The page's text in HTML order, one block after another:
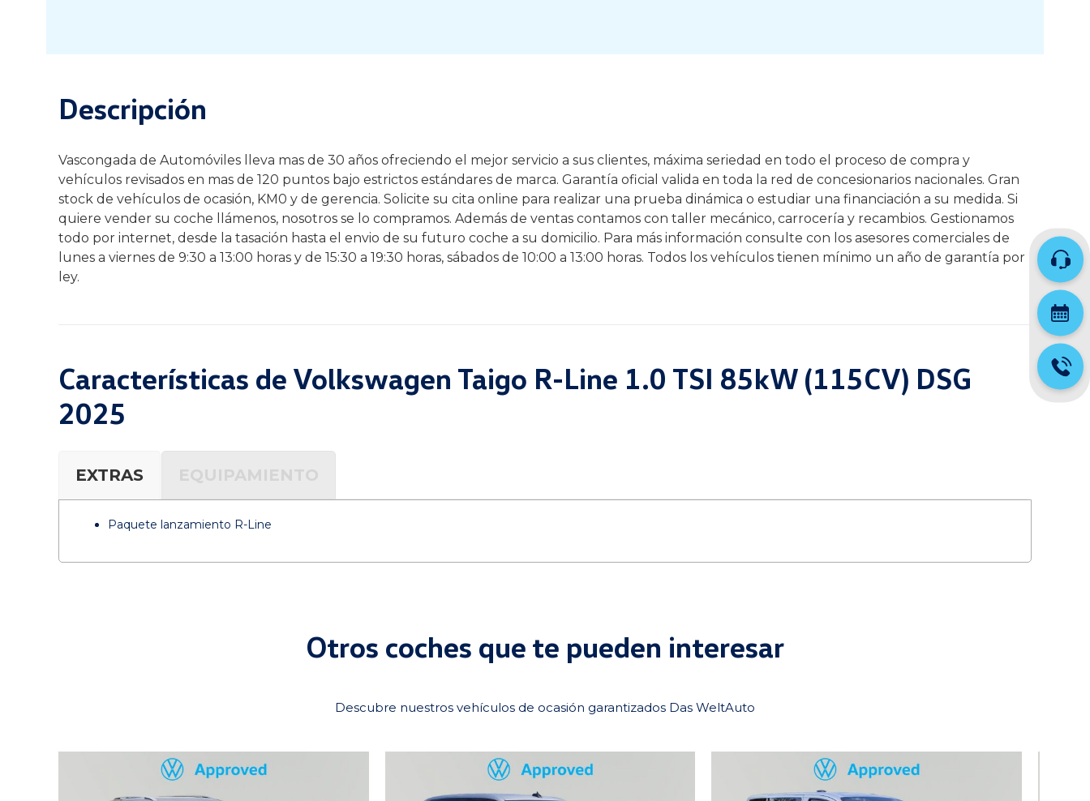
Descripción
Vascongada de Automóviles lleva mas de 30 años ofreciendo el mejor servicio a sus clientes, máxima seriedad en todo el proceso de compra y
vehículos revisados en mas de 120 puntos bajo estrictos estándares de marca. Garantía oficial valida en toda la red de concesionarios nacionales. Gran
stock de vehículos de ocasión, KM0 y de gerencia. Solicite su cita online para realizar una prueba dinámica o estudiar una financiación a su medida. Si
quiere vender su coche llámenos, nosotros se lo compramos. Además de ventas contamos con taller mecánico, carrocería y recambios. Gestionamos
todo por internet, desde la tasación hasta el envio de su futuro coche a su domicilio. Para más información consulte con los asesores comerciales de
lunes a viernes de 9:30 a 13:00 horas y de 15:30 a 19:30 horas, sábados de 10:00 a 13:00 horas. Todos los vehículos tienen mínimo un año de garantía por
ley.
Características de Volkswagen Taigo R-Line 1.0 TSI 85kW (115CV) DSG
2025
EXTRAS
Paquete lanzamiento R-Line
Otros coches que te pueden interesar
Descubre nuestros vehículos de ocasión garantizados Das WeltAuto